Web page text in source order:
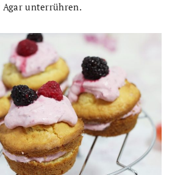
Agar unterrühren.